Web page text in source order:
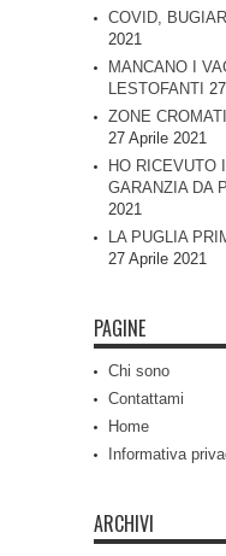
COVID,
2021
MANCANO I
LESTOFANTI
ZONE
27 Aprile 2021
HO RICEVUTO
GARANZIA DA
2021
LA PUGLIA
27 Aprile 2021
PAGINE
Chi sono
Contattami
Home
Informativa
ARCHIVI